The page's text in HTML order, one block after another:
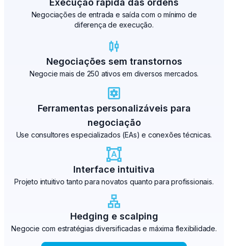
Negociações de entrada e saída com o mínimo de
diferença de execução.
Negociações sem transtornos
Negocie mais de 250 ativos em diversos mercados.
Ferramentas personalizáveis para
negociação
Use consultores especializados (EAs) e conexões técnicas.
Interface intuitiva
Projeto intuitivo tanto para novatos quanto para profissionais.
Hedging e scalping
Negocie com estratégias diversificadas e máxima flexibilidade.